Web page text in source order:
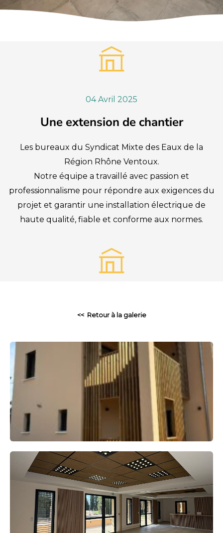
04 Avril 2025
Une extension de chantier
Les bureaux du Syndicat Mixte des Eaux de la
Région Rhône Ventoux.
Notre équipe a travaillé avec passion et
professionnalisme pour répondre aux exigences du
projet et garantir une installation électrique de
haute qualité, fiable et conforme aux normes.
<< Retour à la galerie